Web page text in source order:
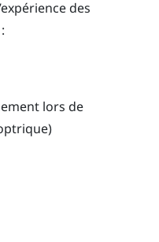
des
lors de